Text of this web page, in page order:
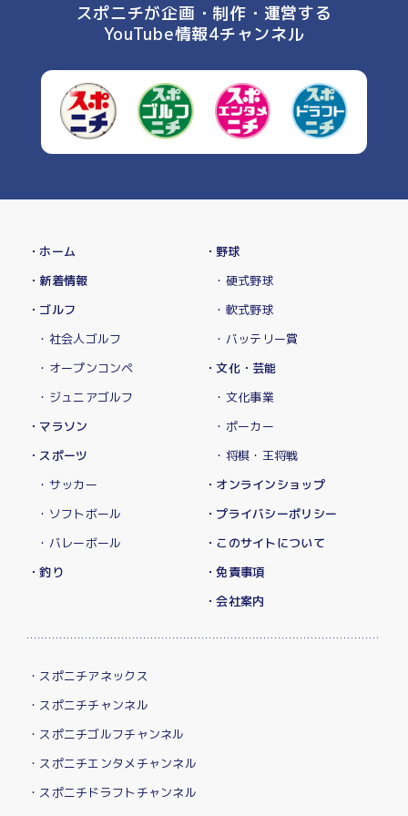
スポニチが企画・制作・運営する
YouTube情報4チャンネル
・ホーム
・新着情報
・ゴルフ
・社会人ゴルフ
・オープンコンペ
・ジュニアゴルフ
・マラソン
・スポーツ
・サッカー
・ソフトボール
・バレーボール
・釣り
・野球
・硬式野球
・軟式野球
・バッテリー賞
・文化・芸能
・文化事業
・ポーカー
・将棋・王将戦
・オンラインショップ
・プライバシーポリシー
・このサイトについて
・免責事項
・会社案内
・スポニチアネックス
・スポニチチャンネル
・スポニチゴルフチャンネル
・スポニチエンタメチャンネル
・スポニチドラフトチャンネル